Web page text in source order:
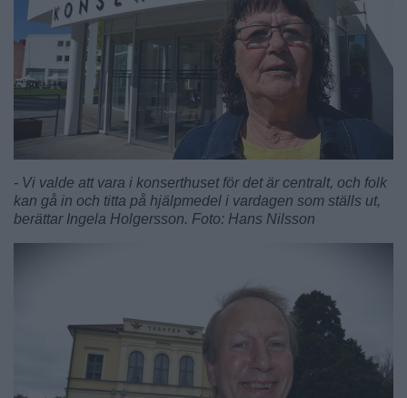
- Vi valde att vara i konserthuset för det är centralt, och folk
kan gå in och titta på hjälpmedel i vardagen som ställs ut,
berättar Ingela Holgersson. Foto: Hans Nilsson